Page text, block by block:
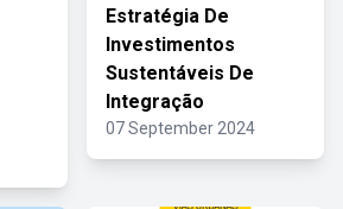
Estratégia De
Investimentos
Sustentáveis De
Integração
07 September 2024